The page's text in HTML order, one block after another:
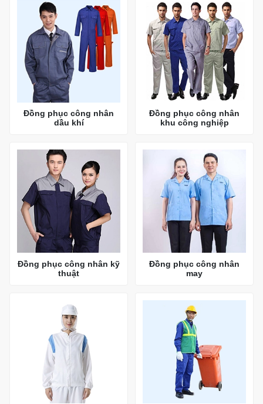
Đồng phục công nhân
dầu khí
Đồng phục công nhân
khu công nghiệp
Đồng phục công nhân kỹ
thuật
Đồng phục công nhân
may